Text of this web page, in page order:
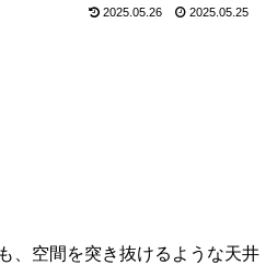
2025.05.26 2025.05.25
、空間を突き抜けるような天井